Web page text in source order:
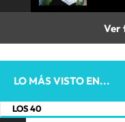
Ver
LO MÁS VISTO EN...
LOS 40